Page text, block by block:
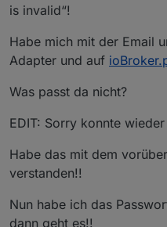
is invalid“!
Habe mich mit der Email
Adapter und auf
Was passt da nicht?
EDIT: Sorry konnte
Habe das mit dem
verstanden!!
Nun habe ich das
dann geht es!!